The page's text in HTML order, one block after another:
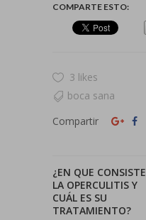
COMPARTE ESTO:
3 likes
boca sana
Compartir
¿EN QUE CONSISTE
LA OPERCULITIS Y
CUÁL ES SU
TRATAMIENTO?